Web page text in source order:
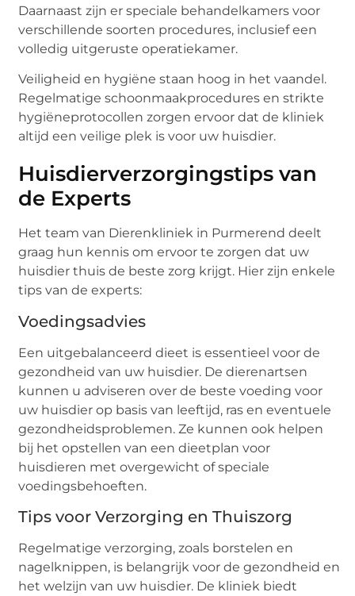
Daarnaast zijn er speciale behandelkamers voor
verschillende soorten procedures, inclusief een
volledig uitgeruste operatiekamer.
Veiligheid en hygiëne staan hoog in het vaandel.
Regelmatige schoonmaakprocedures en strikte
hygiëneprotocollen zorgen ervoor dat de kliniek
altijd een veilige plek is voor uw huisdier.
Huisdierverzorgingstips van
de Experts
Het team van Dierenkliniek in Purmerend deelt
graag hun kennis om ervoor te zorgen dat uw
huisdier thuis de beste zorg krijgt. Hier zijn enkele
tips van de experts:
Voedingsadvies
Een uitgebalanceerd dieet is essentieel voor de
gezondheid van uw huisdier. De dierenartsen
kunnen u adviseren over de beste voeding voor
uw huisdier op basis van leeftijd, ras en eventuele
gezondheidsproblemen. Ze kunnen ook helpen
bij het opstellen van een dieetplan voor
huisdieren met overgewicht of speciale
voedingsbehoeften.
Tips voor Verzorging en Thuiszorg
Regelmatige verzorging, zoals borstelen en
nagelknippen, is belangrijk voor de gezondheid en
het welzijn van uw huisdier. De kliniek biedt